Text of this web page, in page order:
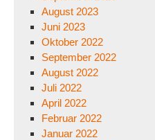
August 2023
Juni 2023
Oktober 2022
September 2022
August 2022
Juli 2022
April 2022
Februar 2022
Januar 2022